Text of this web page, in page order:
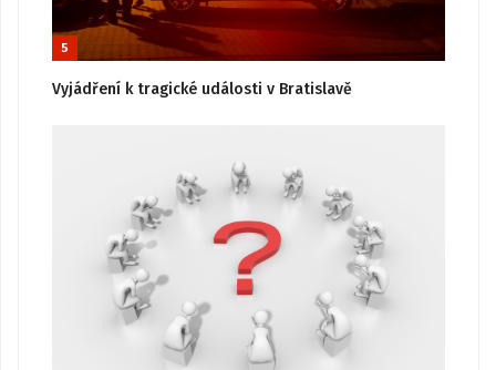
5
Vyjádření k tragické události v Bratislavě